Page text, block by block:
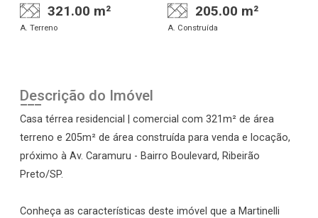
321.00 m²
A. Terreno
205.00 m²
A. Construída
Descrição do Imóvel
Casa térrea residencial | comercial com 321m² de área
terreno e 205m² de área construída para venda e locação,
próximo à Av. Caramuru - Bairro Boulevard, Ribeirão
Preto/SP.
Conheça as características deste imóvel que a Martinelli